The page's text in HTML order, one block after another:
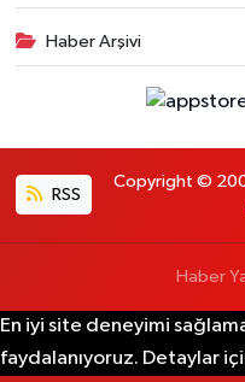
Haber Arşivi
RSS
Copyright ©
Haber
En iyi site deneyimi
faydalanıyoruz. Detaylar